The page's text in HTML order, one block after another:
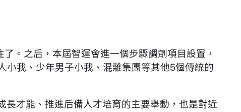
。之后，本屆智運會進一個步驟調劑項目設置，
小我、少年男子小我、混雜集團等其他5個傳統的
才能、推進后備人才培育的主要舉動，也是對近